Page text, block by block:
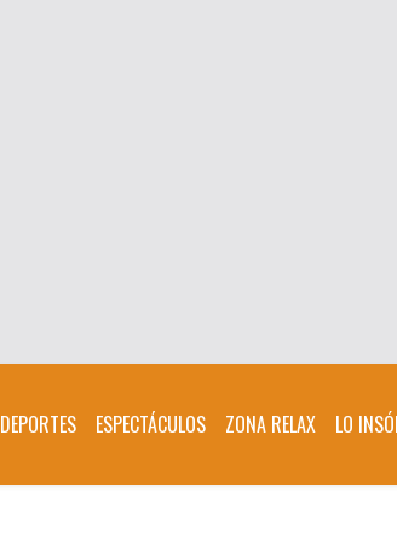
DEPORTES ESPECTÁCULOS ZONA RELAX LO